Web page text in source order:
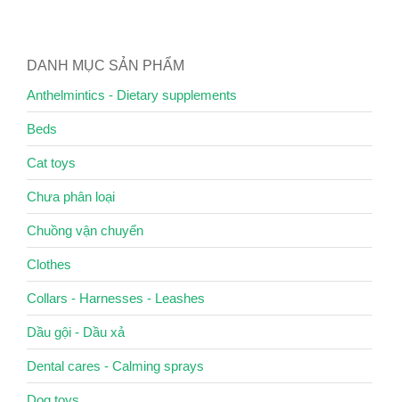
DANH MỤC SẢN PHẨM
Anthelmintics - Dietary supplements
Beds
Cat toys
Chưa phân loại
Chuồng vận chuyển
Clothes
Collars - Harnesses - Leashes
Dầu gội - Dầu xả
Dental cares - Calming sprays